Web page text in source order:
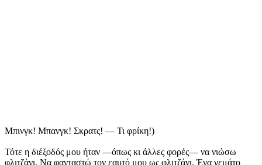
Μπινγκ! Μπανγκ! Σκρατς! — Τι φρίκη!)
Τότε η διέξοδός μου ήταν —όπως κι άλλες φορές— να νιώσω
φλιτζάνι. Να φανταστώ τον εαυτό μου ως φλιτζάνι. Ένα γεμάτο